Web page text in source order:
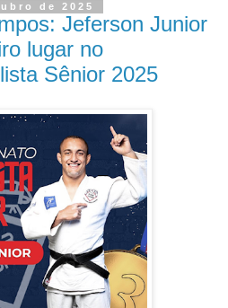
de 2025
Jeferson Junior
lugar no
Sênior 2025